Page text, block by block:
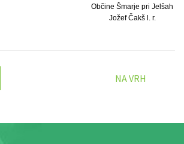
Občine Šmarje pri Jelšah
Jožef Čakš l. r.
NA VRH